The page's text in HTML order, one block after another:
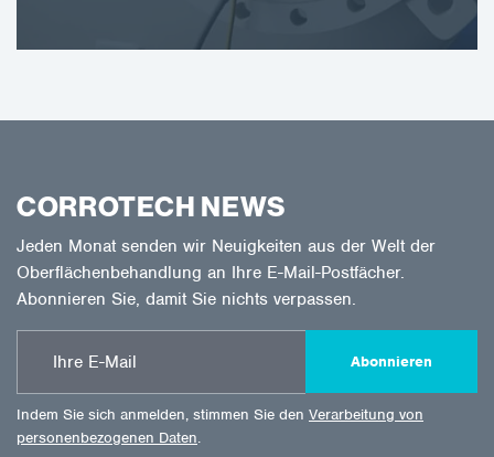
CORROTECH NEWS
Jeden Monat senden wir Neuigkeiten aus der Welt der
Oberflächenbehandlung an Ihre E-Mail-Postfächer.
Abonnieren Sie, damit Sie nichts verpassen.
Abonnieren
Indem Sie sich anmelden, stimmen Sie den Verarbeitung von
personenbezogenen Daten.